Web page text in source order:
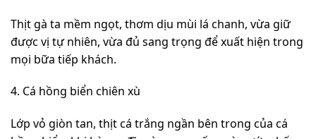
Thịt gà ta mềm ngọt, thơm dịu mùi lá chanh, vừa giữ
được vị tự nhiên, vừa đủ sang trọng để xuất hiện trong
mọi bữa tiếp khách.
4. Cá hồng biển chiên xù
Lớp vỏ giòn tan, thịt cá trắng ngần bên trong của cá